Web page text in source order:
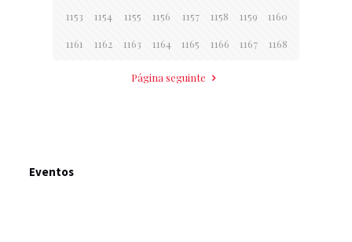
1153 1154 1155 1156 1157 1158 1159 1160
1161 1162 1163 1164 1165 1166 1167 1168
Página seguinte
Eventos